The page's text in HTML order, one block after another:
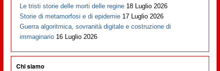
Le tristi storie delle morti delle regine 18 Luglio 2026
Storie di metamorfosi e di epidemie 17 Luglio 2026
Guerra algoritmica, sovranità digitale e costruzione di
immaginario 16 Luglio 2026
Chi siamo